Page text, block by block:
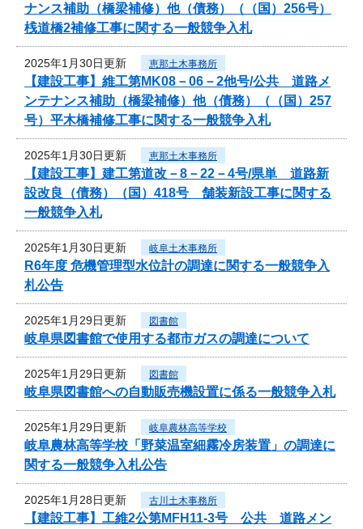
ナンス補助（橋梁補修）他（債務）（（国）256号）
桟道橋2補修工事に関する一般競争入札
2025年1月30日更新 恵那土木事務所
【建設工事】維工第MK08－06－2他号/公共 道路メ
ンテナンス補助（橋梁補修）他（債務）（（国）257
号）平木橋補修工事に関する一般競争入札
2025年1月30日更新 恵那土木事務所
【建設工事】建工第道改－8－22－4号/県単 道路新
設改良（債務）（国）418号 舗装新設工事に関する
一般競争入札
2025年1月30日更新 岐阜土木事務所
R6年度 危機管理型水位計の調達に関する一般競争入
札公告
2025年1月29日更新 図書館
岐阜県図書館で使用する都市ガスの調達について
2025年1月29日更新 図書館
岐阜県図書館への自動販売機設置に係る一般競争入札
2025年1月29日更新 岐阜農林高等学校
岐阜農林高等学校「野菜温室細霧冷房装置」の調達に
関する一般競争入札公告
2025年1月28日更新 古川土木事務所
【建設工事】工維2公第MFH11-3号 公共 道路メン